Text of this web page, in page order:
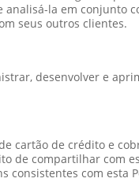
analisá-la em conjunto
seus outros clientes.
desenvolver e
cartão de crédito e
de compartilhar com
consistentes com esta